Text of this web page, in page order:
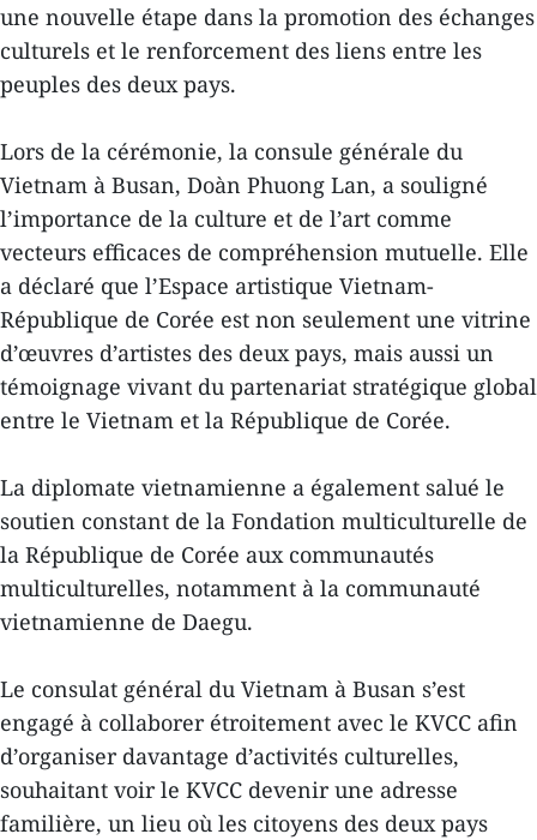
une nouvelle étape dans la promotion des échanges
culturels et le renforcement des liens entre les
peuples des deux pays.
Lors de la cérémonie, la consule générale du
Vietnam à Busan, Doàn Phuong Lan, a souligné
l’importance de la culture et de l’art comme
vecteurs efficaces de compréhension mutuelle. Elle
a déclaré que l’Espace artistique Vietnam-
République de Corée est non seulement une vitrine
d’œuvres d’artistes des deux pays, mais aussi un
témoignage vivant du partenariat stratégique global
entre le Vietnam et la République de Corée.
La diplomate vietnamienne a également salué le
soutien constant de la Fondation multiculturelle de
la République de Corée aux communautés
multiculturelles, notamment à la communauté
vietnamienne de Daegu.
Le consulat général du Vietnam à Busan s’est
engagé à collaborer étroitement avec le KVCC afin
d’organiser davantage d’activités culturelles,
souhaitant voir le KVCC devenir une adresse
familière, un lieu où les citoyens des deux pays